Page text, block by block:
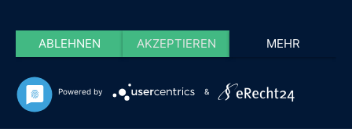
ABLEHNEN AKZEPTIEREN MEHR
Powered by &